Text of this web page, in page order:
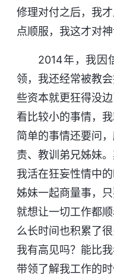
修理对付之后，我
点顺服，我这才对
2014年，我因
领，我还经常被教
些资本就更狂得没
看比较小的事情，
简单的事情还要问
责、教训弟兄姊妹
我活在狂妄性情中
姊妹一起商量事，
就想让一切工作都
么长时间也积累了
我有高见吗？能比
带领了解我工作的